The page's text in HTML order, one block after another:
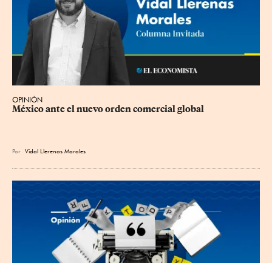
OPINIÓN
México ante el nuevo orden comercial global
Por Vidal Llerenas Morales